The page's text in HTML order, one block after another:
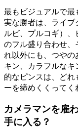
最もビジュアルで
実な勝者は、ライブ
ルビ、プルコギ）
のフル盛り合わせ
れ以外にも、つや
キン、カラフルな
的なピンスは、どれ
ーを締めくくってく
カメラマンを雇
手に入る？